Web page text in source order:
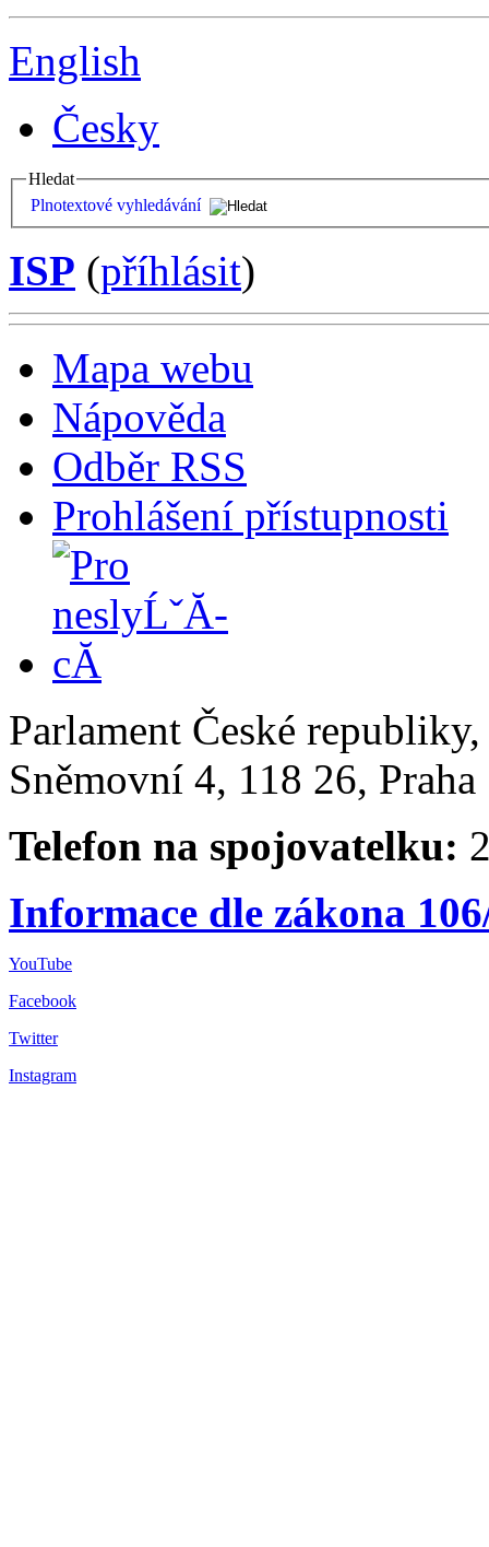
English
Česky
Hledat
Plnotextové vyhledávání
ISP (příhlásit)
Mapa webu
Nápověda
Odběr RSS
Prohlášení přístupnosti
Parlament České
Sněmovní 4, 118 26,
Telefon na spojovatelku:
Informace dle zákona
YouTube
Facebook
Twitter
Instagram